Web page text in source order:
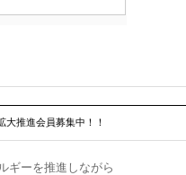
大推進会員募集中！！
ギーを推進しながら